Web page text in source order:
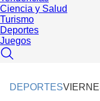
Ciencia y Salud
Turismo
Deportes
Juegos
DEPORTES